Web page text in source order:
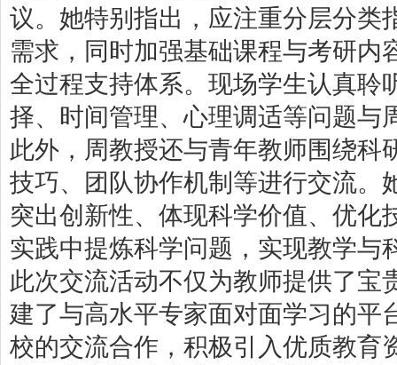
议。她特别指出，应注重分层分类
需求，同时加强基础课程与考研内
全过程支持体系。现场学生认真聆
择、时间管理、心理调适等问题与
此外，周教授还与青年教师围绕科
技巧、团队协作机制等进行交流。
突出创新性、体现科学价值、优化
实践中提炼科学问题，实现教学与
此次交流活动不仅为教师提供了宝
建了与高水平专家面对面学习的平
校的交流合作，积极引入优质教育